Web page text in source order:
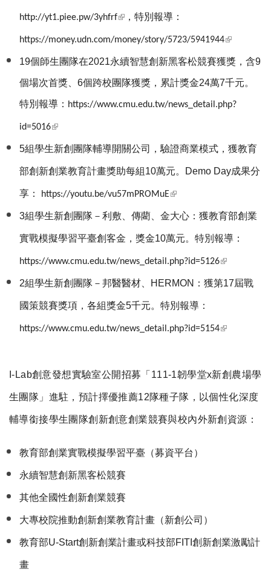
http://yt1.piee.pw/3yhfrf(link is external)
，特別報導：
https://money.udn.com/money/story/5723/5941944(link is
external)
19個師生團隊在2021永續智慧創新黑客松競賽獲獎，含9
個場次首獎、6個跨校團隊獲獎，累計獎金24萬7千元。
特別報導： https://www.cmu.edu.tw/news_detail.php?
id=5016(link is external)
5組學生新創團隊輔導開關公司，驗證商業模式，獲教育
部創新創業教育計畫獎助每組10萬元。Demo Day成果分
享： https://youtu.be/vu57mPROMuE(link is external)
3組學生新創團隊－利敷、傳藺、金大心：獲教育部創業
實戰模擬學習平臺創客金，獎金10萬元。特別報導：
https://www.cmu.edu.tw/news_detail.php?id=5126(link is
external)
2組學生新創團隊－邦醫醫材、HERMON：獲第17屆戰
國策競賽獎項，各組獎金5千元。特別報導：
https://www.cmu.edu.tw/news_detail.php?id=5154(link is
I-Lab創意發想實驗室公開招募「111-1韌學堂x新創農場學
生團隊」進駐，預計擇優推薦12隊種子隊，以個性化深度
輔導銜接學生團隊創新創意創業競賽與校內外新創資源：
教育部創業實戰模擬學習平臺（募資平台）
永續智慧創新黑客松競賽
其他全國性創新創業競賽
大專校院推動創新創業教育計畫（新創公司）
教育部U-Start創新創業計畫或科技部FITI創新創業激勵計
畫